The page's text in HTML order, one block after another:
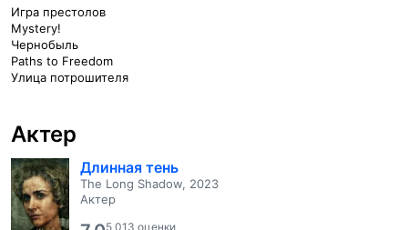
Игра престолов
Mystery!
Чернобыль
Paths to Freedom
Улица потрошителя
Актер
Длинная тень
The Long Shadow, 2023
Актер
5 013 оценки